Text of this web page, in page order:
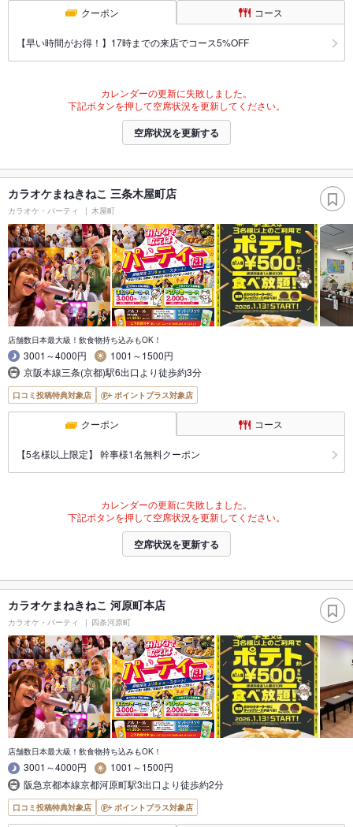
クーポン コース
【早い時間がお得！】17時までの来店でコース5%OFF
カレンダーの更新に失敗しました。
下記ボタンを押して空席状況を更新してください。
空席状況を更新する
カラオケまねきねこ 三条木屋町店
カラオケ・パーティ 木屋町
店舗数日本最大級！飲食物持ち込みもOK！
3001～4000円
1001～1500円
京阪本線三条(京都)駅6出口より徒歩約3分
口コミ投稿特典対象店 ポイントプラス対象店
クーポン コース
【5名様以上限定】 幹事様1名無料クーポン
カレンダーの更新に失敗しました。
下記ボタンを押して空席状況を更新してください。
空席状況を更新する
カラオケまねきねこ 河原町本店
カラオケ・パーティ 四条河原町
店舗数日本最大級！飲食物持ち込みもOK！
3001～4000円
1001～1500円
阪急京都本線京都河原町駅3出口より徒歩約2分
口コミ投稿特典対象店 ポイントプラス対象店